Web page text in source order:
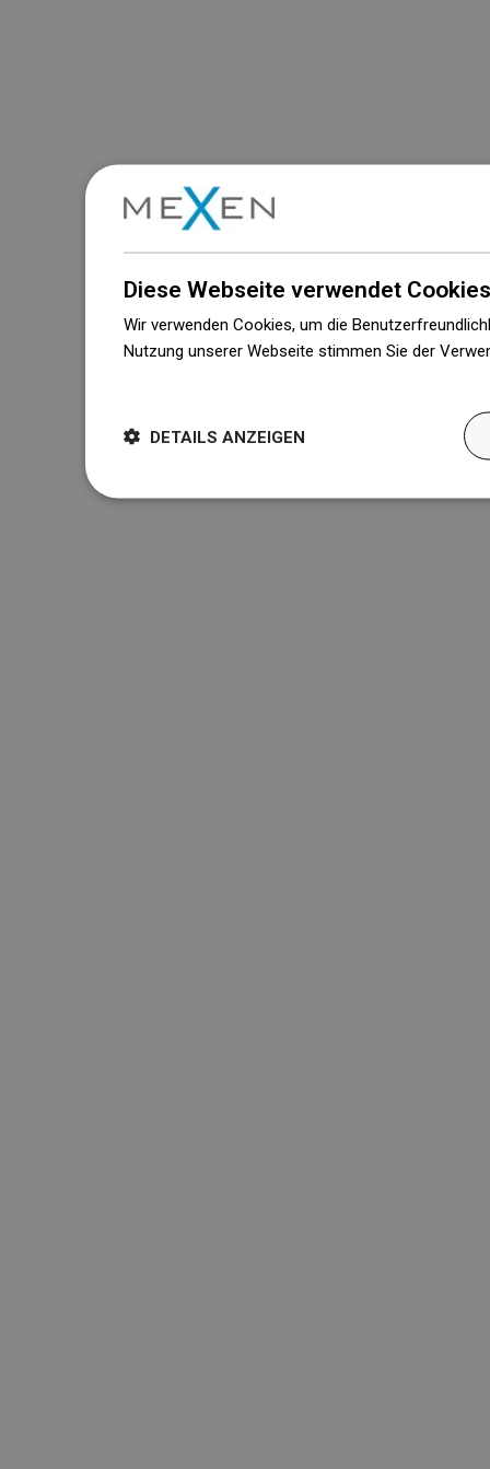
Diese Webseite verwendet
Wir verwenden Cookies, um die
Nutzung unserer Webseite stimmen Sie der
DETAILS ANZEIGEN